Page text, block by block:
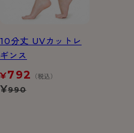
10分丈 UVカットレ
ギンス
¥792 （税込）
¥990